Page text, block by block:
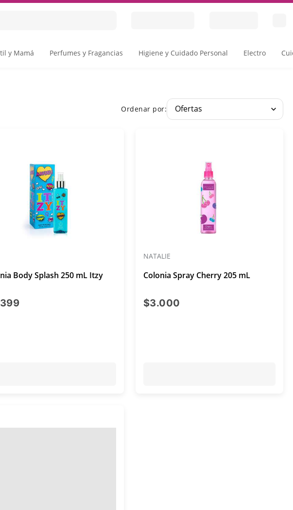
y Mamá Perfumes y Fragancias Higiene y Cuidado Personal Electro
Ordenar por:
Body Splash 250 mL Itzy
precio actual $5.399
NATALIE
Colonia Spray Cherry 205 mL
$3.000